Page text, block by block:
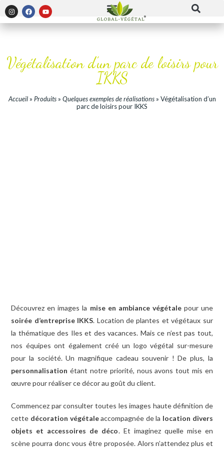
Végétalisation d’un parc de loisirs pour
IKKS
Accueil» Produits» Quelques exemples de réalisations» Végétalisation d’un
parc de loisirs pour IKKS
Découvrez en images la mise en ambiance végétalepour une
soirée d’entreprise IKKS. Location de plantes et végétaux sur
la thématique des Iles et des vacances. Mais ce n’est pas tout,
nos équipes ont également créé un logo végétal sur-mesure
pour la société. Un magnifique cadeau souvenir ! De plus, la
personnalisation étant notre priorité, nous avons tout mis en
œuvre pour réaliser ce décor au goût du client.
Commencez par consulter toutes les images haute définition de
cette décoration végétaleaccompagnée de la location divers
objets et accessoires de déco. Et imaginez quelle mise en
scène pourra donc vous être proposée. Alors n’attendez plus et